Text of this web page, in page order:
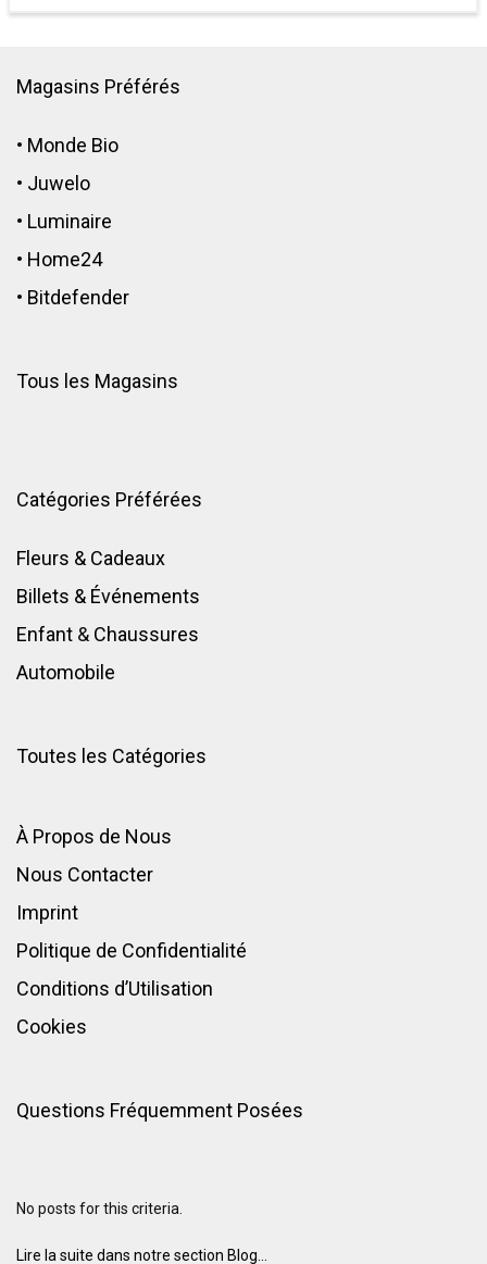
Magasins Préférés
• Monde Bio
• Juwelo
• Luminaire
• Home24
• Bitdefender
Tous les Magasins
Catégories Préférées
Fleurs & Cadeaux
Billets & Événements
Enfant & Chaussures
Automobile
Toutes les Catégories
À Propos de Nous
Nous Contacter
Imprint
Politique de Confidentialité
Conditions d’Utilisation
Cookies
Questions Fréquemment Posées
No posts for this criteria.
Lire la suite dans notre section Blog...